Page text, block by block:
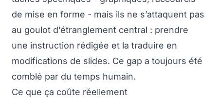
de mise en forme - mais ils ne s’attaquent pas
au goulot d’étranglement central : prendre
une instruction rédigée et la traduire en
modifications de slides. Ce gap a toujours été
comblé par du temps humain.
Ce que ça coûte réellement